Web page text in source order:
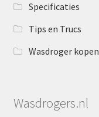
Specificaties
Tips en Trucs
Wasdroger kopen
Wasdrogers.nl